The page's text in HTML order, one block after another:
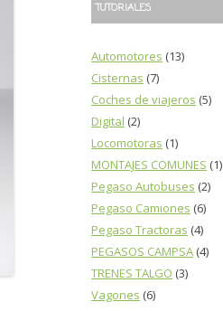
TUTORIALES
Automotores (13)
Cisternas (7)
Coches de viajeros (5)
Digital (2)
Locomotoras (1)
MONTAJES COMUNES (1)
Pegaso Autobuses (2)
Pegaso Camiones (6)
Pegaso Tractoras (4)
PEGASOS CAMPSA (4)
TRENES TALGO (3)
Vagones (6)